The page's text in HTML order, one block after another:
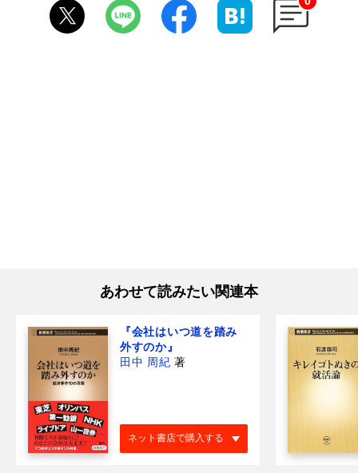
あわせて読みたい関連本
『会社はいつ道を踏み
外すのか』
田中 周紀 著
ネット書店で購入する